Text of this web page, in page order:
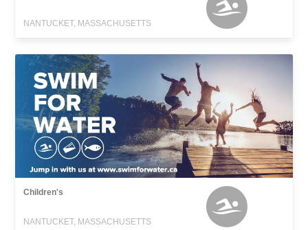
NANTUCKET, MASSACHUSETTS
Children's
NANTUCKET, MASSACHUSETTS